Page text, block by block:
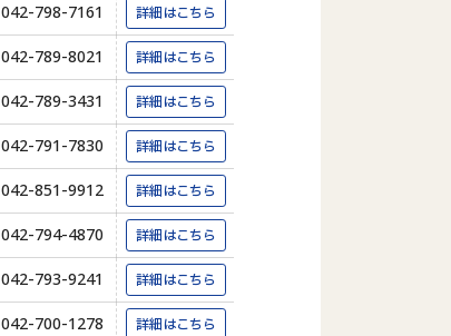
042-798-7161 詳細はこちら
042-789-8021 詳細はこちら
042-789-3431 詳細はこちら
042-791-7830 詳細はこちら
042-851-9912 詳細はこちら
042-794-4870 詳細はこちら
042-793-9241 詳細はこちら
042-700-1278 詳細はこちら